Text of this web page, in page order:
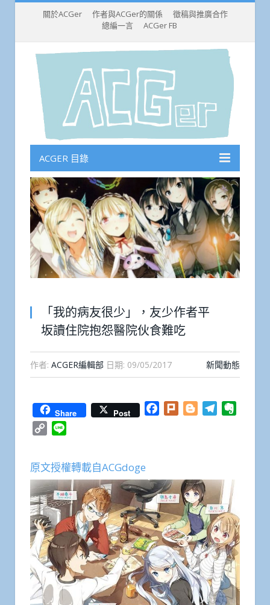
關於ACGer 作者與ACGer的關係
徵稿與推廣合作
總編一言
ACGer FB
ACGER 目錄
「我的病友很少」，友少作者平
坂讀住院抱怨醫院伙食難吃
作者: ACGER編輯部 日期: 09/05/2017 新聞動態
Share Post Facebook
Plurk BloggerTelegram
Copy
原文授權轉載自ACGdoge